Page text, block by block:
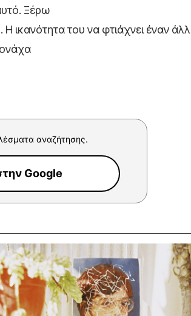
Ξέρω
ικανότητα του να φτιάχνει έναν
αναζήτησης.
Google